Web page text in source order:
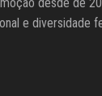
e diversidade